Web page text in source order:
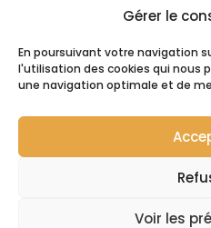
Gérer le
En poursuivant votre navigation
l'utilisation des cookies qui nous
une navigation optimale et de
Voir les
Important Links
Suivez-nous